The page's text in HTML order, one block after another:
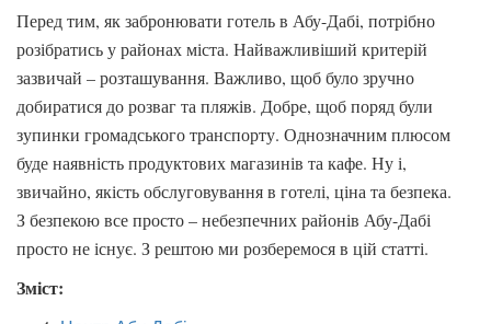
Перед тим, як забронювати готель в Абу-Дабі, потрібно
розібратись у районах міста. Найважливіший критерій
зазвичай – розташування. Важливо, щоб було зручно
добиратися до розваг та пляжів. Добре, щоб поряд були
зупинки громадського транспорту. Однозначним плюсом
буде наявність продуктових магазинів та кафе. Ну і,
звичайно, якість обслуговування в готелі, ціна та безпека.
З безпекою все просто – небезпечних районів Абу-Дабі
просто не існує. З рештою ми розберемося в цій статті.
Зміст: